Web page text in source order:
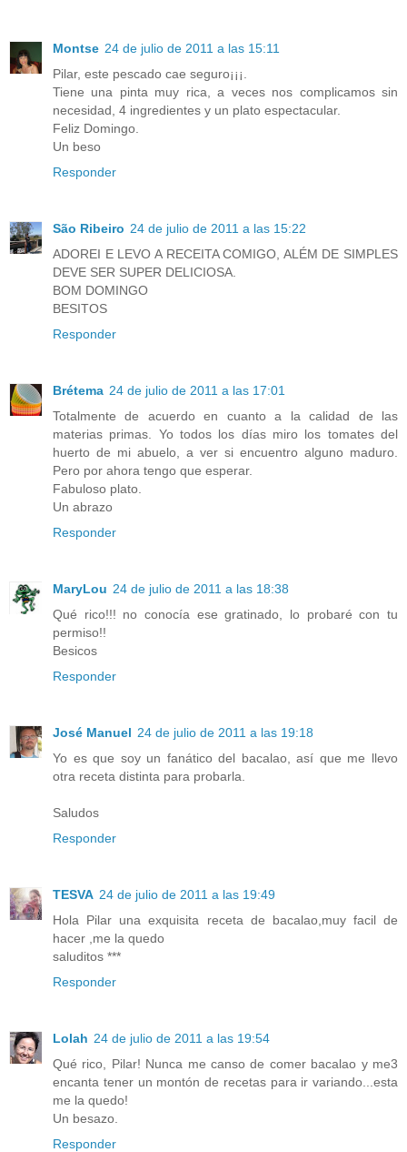
Montse 24 de julio de 2011 a las 15:11
Pilar, este pescado cae seguro¡¡¡.
Tiene una pinta muy rica, a veces nos complicamos sin
necesidad, 4 ingredientes y un plato espectacular.
Feliz Domingo.
Un beso
Responder
São Ribeiro 24 de julio de 2011 a las 15:22
ADOREI E LEVO A RECEITA COMIGO, ALÉM DE SIMPLES
DEVE SER SUPER DELICIOSA.
BOM DOMINGO
BESITOS
Responder
Brétema 24 de julio de 2011 a las 17:01
Totalmente de acuerdo en cuanto a la calidad de las
materias primas. Yo todos los días miro los tomates del
huerto de mi abuelo, a ver si encuentro alguno maduro.
Pero por ahora tengo que esperar.
Fabuloso plato.
Un abrazo
Responder
MaryLou 24 de julio de 2011 a las 18:38
Qué rico!!! no conocía ese gratinado, lo probaré con tu
permiso!!
Besicos
Responder
José Manuel 24 de julio de 2011 a las 19:18
Yo es que soy un fanático del bacalao, así que me llevo
otra receta distinta para probarla.
Saludos
Responder
TESVA 24 de julio de 2011 a las 19:49
Hola Pilar una exquisita receta de bacalao,muy facil de
hacer ,me la quedo
saluditos ***
Responder
Lolah 24 de julio de 2011 a las 19:54
Qué rico, Pilar! Nunca me canso de comer bacalao y me3
encanta tener un montón de recetas para ir variando...esta
me la quedo!
Un besazo.
Responder